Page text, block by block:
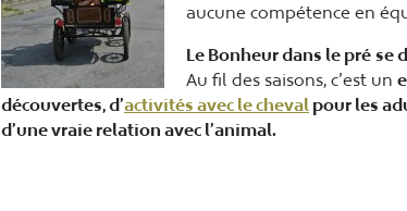
aucune compétence en
Le Bonheur dans le pré se
Au fil des saisons, c’est un
découvertes, d’activités avec le cheval pour les
d’une vraie relation avec l’animal.